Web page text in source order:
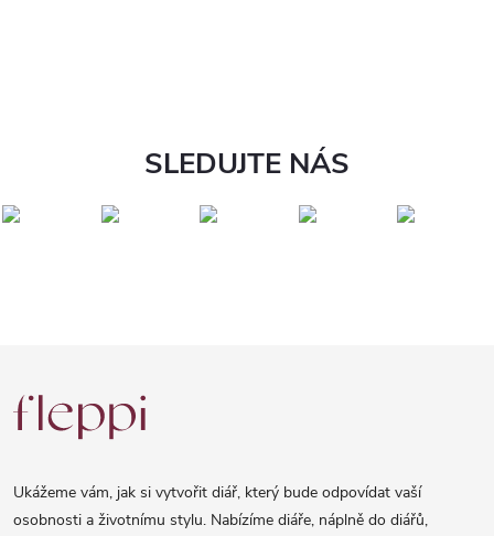
SLEDUJTE NÁS
á
Ukážeme vám, jak si vytvořit diář, který bude odpovídat vaší
osobnosti a životnímu stylu. Nabízíme diáře, náplně do diářů,